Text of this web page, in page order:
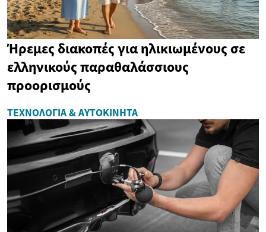
Ήρεμες διακοπές για ηλικιωμένους σε
ελληνικούς παραθαλάσσιους
προορισμούς
ΤΕΧΝΟΛΟΓΊΑ & ΑΥΤΟΚΊΝΗΤΑ